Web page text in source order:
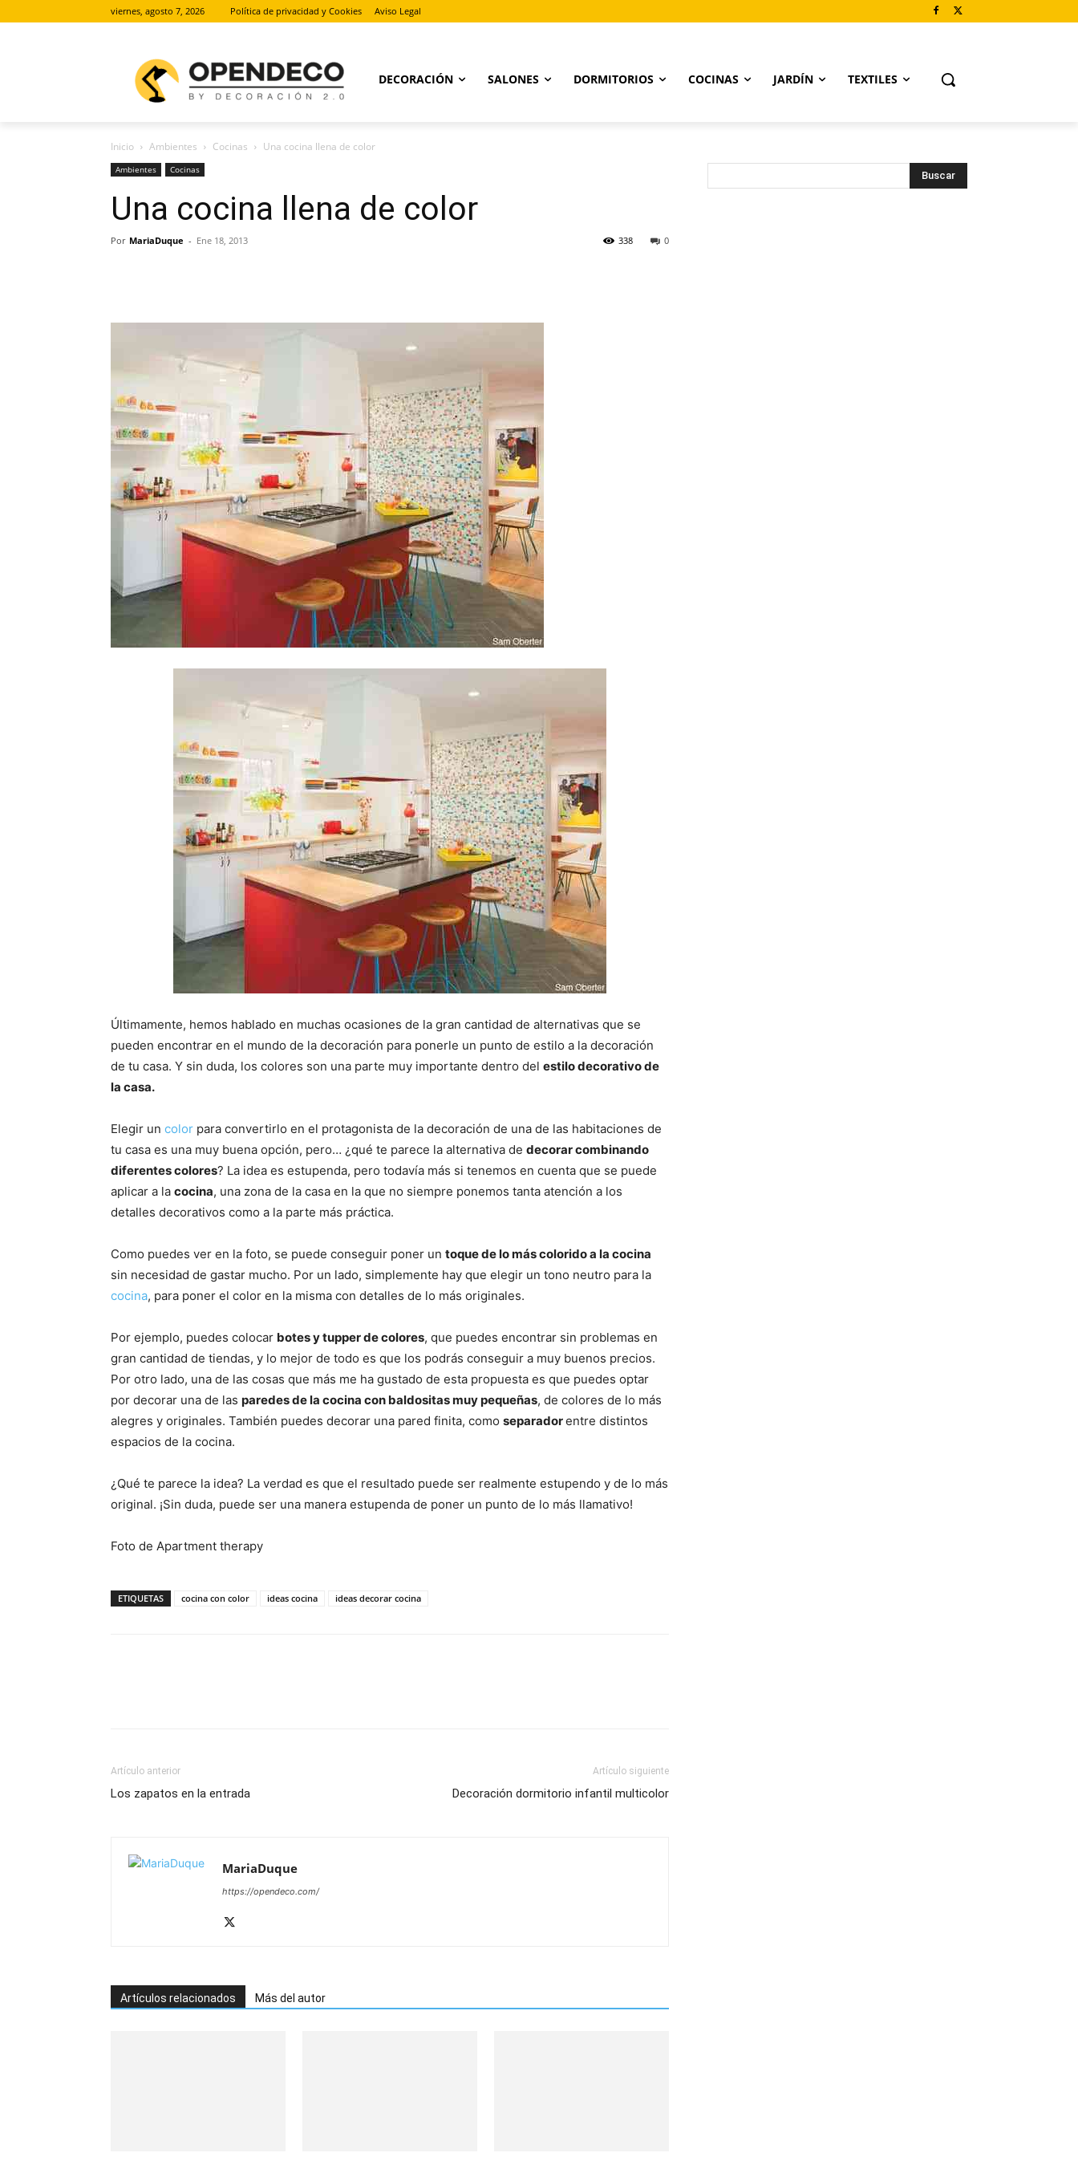
viernes, agosto 7, 2026 Política de privacidad y Cookies Aviso Legal
DECORACIÓN SALONES DORMITORIOS COCINAS JARDÍN TEXTILES
Inicio Ambientes Cocinas Una cocina llena de color
Ambientes Cocinas
Una cocina llena de color
Por MariaDuque - Ene 18, 2013 0
338
Últimamente, hemos hablado en muchas ocasiones de la gran cantidad de alternativas que se
pueden encontrar en el mundo de la decoración para ponerle un punto de estilo a la decoración
de tu casa. Y sin duda, los colores son una parte muy importante dentro del estilo decorativo de
la casa.
Elegir un color para convertirlo en el protagonista de la decoración de una de las habitaciones de
tu casa es una muy buena opción, pero… ¿qué te parece la alternativa de decorar combinando
diferentes colores? La idea es estupenda, pero todavía más si tenemos en cuenta que se puede
aplicar a la cocina, una zona de la casa en la que no siempre ponemos tanta atención a los
detalles decorativos como a la parte más práctica.
Como puedes ver en la foto, se puede conseguir poner un toque de lo más colorido a la cocina
sin necesidad de gastar mucho. Por un lado, simplemente hay que elegir un tono neutro para la
cocina, para poner el color en la misma con detalles de lo más originales.
Por ejemplo, puedes colocar botes y tupper de colores, que puedes encontrar sin problemas en
gran cantidad de tiendas, y lo mejor de todo es que los podrás conseguir a muy buenos precios.
Por otro lado, una de las cosas que más me ha gustado de esta propuesta es que puedes optar
por decorar una de las paredes de la cocina con baldositas muy pequeñas, de colores de lo más
alegres y originales. También puedes decorar una pared finita, como separadorentre distintos
espacios de la cocina.
¿Qué te parece la idea? La verdad es que el resultado puede ser realmente estupendo y de lo más
original. ¡Sin duda, puede ser una manera estupenda de poner un punto de lo más llamativo!
Foto de Apartment therapy
ETIQUETAS cocina con color ideas cocina ideas decorar cocina
Artículo anterior
Los zapatos en la entrada
Artículo siguiente
Decoración dormitorio infantil multicolor
MariaDuque
https://opendeco.com/
Artículos relacionados Más del autor